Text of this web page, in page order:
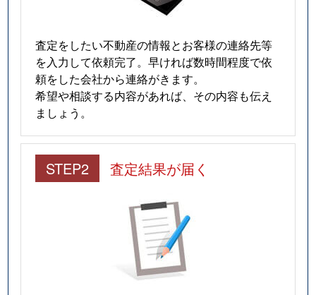
査定をしたい不動産の情報とお客様の連絡先等
を入力して依頼完了。早ければ数時間程度で依
頼をした会社から連絡がきます。
希望や相談する内容があれば、その内容も伝え
ましょう。
STEP2 査定結果が届く